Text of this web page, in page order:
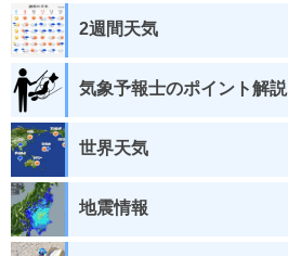
2週間天気
気象予報士のポイント解説
世界天気
地震情報